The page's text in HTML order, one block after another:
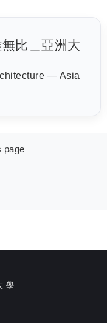
比＿亞洲大
— Asia
page
大 學